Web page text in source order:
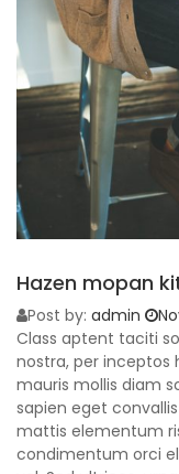
Hazen mopan
Post by: admin
Class aptent taciti
nostra, per inceptos
mauris mollis diam
sapien eget
mattis elementum
condimentum orci